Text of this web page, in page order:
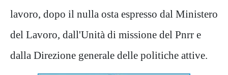
lavoro, dopo il nulla osta espresso dal Ministero
del Lavoro, dall'Unità di missione del Pnrr e
dalla Direzione generale delle politiche attive.